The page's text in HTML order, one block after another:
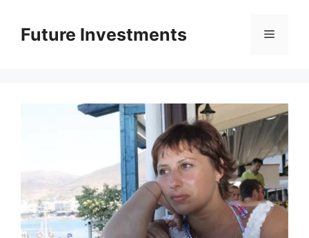
вмістуFuture Investments Меню